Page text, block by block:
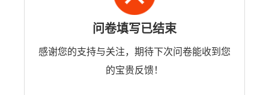
问卷填写已结束
感谢您的支持与关注，期待下次问卷能收到您
的宝贵反馈！